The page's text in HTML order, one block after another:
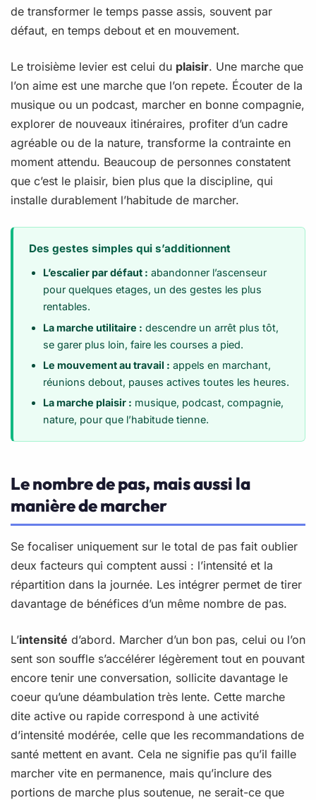
de transformer le temps passe assis, souvent par
défaut, en temps debout et en mouvement.
Le troisième levier est celui du plaisir. Une marche que
l’on aime est une marche que l’on repete. Écouter de la
musique ou un podcast, marcher en bonne compagnie,
explorer de nouveaux itinéraires, profiter d’un cadre
agréable ou de la nature, transforme la contrainte en
moment attendu. Beaucoup de personnes constatent
que c’est le plaisir, bien plus que la discipline, qui
installe durablement l’habitude de marcher.
Des gestes simples qui s’additionnent
L’escalier par défaut : abandonner l’ascenseur
pour quelques etages, un des gestes les plus
rentables.
La marche utilitaire : descendre un arrêt plus tôt,
se garer plus loin, faire les courses a pied.
Le mouvement au travail : appels en marchant,
réunions debout, pauses actives toutes les heures.
La marche plaisir : musique, podcast, compagnie,
nature, pour que l’habitude tienne.
Le nombre de pas, mais aussi la
manière de marcher
Se focaliser uniquement sur le total de pas fait oublier
deux facteurs qui comptent aussi : l’intensité et la
répartition dans la journée. Les intégrer permet de tirer
davantage de bénéfices d’un même nombre de pas.
L’intensité d’abord. Marcher d’un bon pas, celui ou l’on
sent son souffle s’accélérer légèrement tout en pouvant
encore tenir une conversation, sollicite davantage le
coeur qu’une déambulation très lente. Cette marche
dite active ou rapide correspond à une activité
d’intensité modérée, celle que les recommandations de
santé mettent en avant. Cela ne signifie pas qu’il faille
marcher vite en permanence, mais qu’inclure des
portions de marche plus soutenue, ne serait-ce que